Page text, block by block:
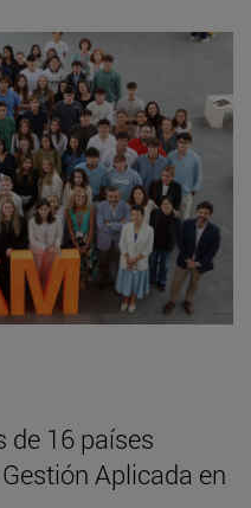
de 16 países
Aplicada en